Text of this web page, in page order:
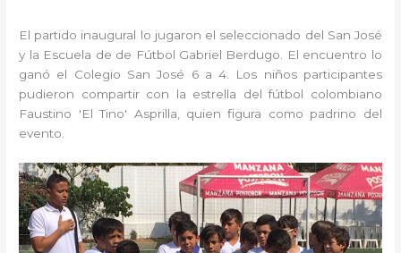
El partido inaugural lo jugaron el seleccionado del San José
y la Escuela de de Fútbol Gabriel Berdugo. El encuentro lo
ganó el Colegio San José 6 a 4. Los niños participantes
pudieron compartir con la estrella del fútbol colombiano
Faustino 'El Tino' Asprilla, quien figura como padrino del
evento.